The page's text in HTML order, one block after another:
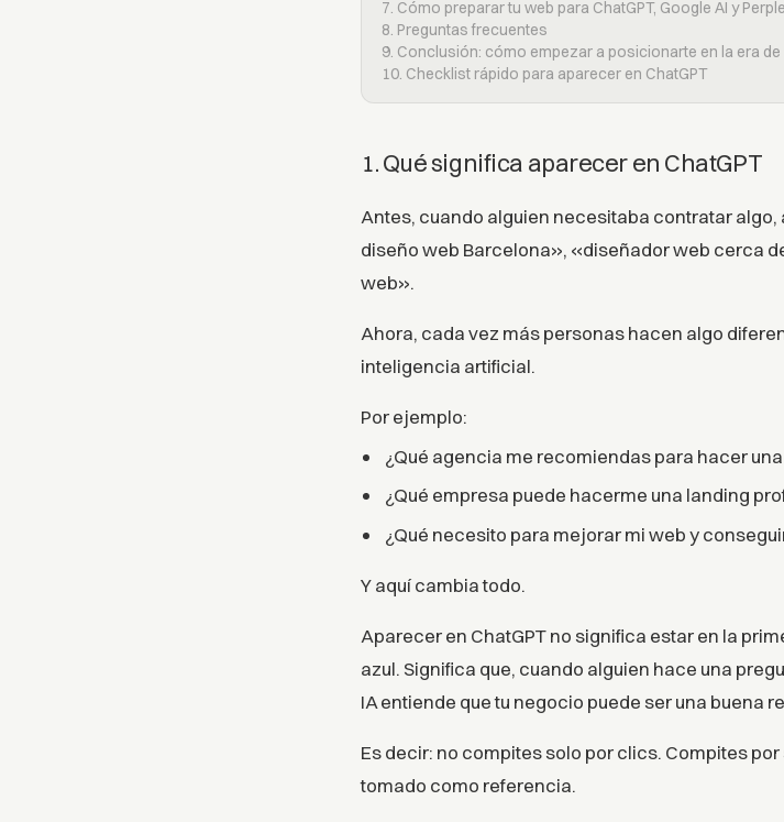
7. Cómo preparar tu web para ChatGPT, Google AI y
8. Preguntas frecuentes
9. Conclusión: cómo empezar a posicionarte en la era de
10. Checklist rápido para aparecer en ChatGPT
1. Qué significa aparecer en ChatGPT
Antes, cuando alguien necesitaba contratar
diseño web Barcelona», «diseñador web cerca
web».
Ahora, cada vez más personas hacen algo
inteligencia artificial.
Por ejemplo:
¿Qué agencia me recomiendas para hacer
¿Qué empresa puede hacerme una landing
¿Qué necesito para mejorar mi web y
Y aquí cambia todo.
Aparecer en ChatGPT no significa estar en la
azul. Significa que, cuando alguien hace una
IA entiende que tu negocio puede ser una buena
Es decir: no compites solo por clics. Compites
tomado como referencia.